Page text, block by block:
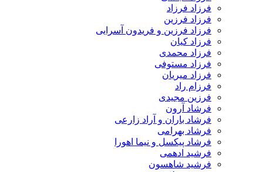
فرزاد فرزاد
فرزاد فرزین
فرزاد فرزین و فریدون آسرایی
فرزاد کیان
فرزاد محمدی
فرزاد مستوفی
فرزاد میریان
فرزام راد
فرزین مجیدی
فرشاد آرون
فرشاد باران و آراد زارعی
فرشاد بهرامی
فرشاد پیکسل و نیما اهورا
فرشید ادهمی
فرشید شاهسون